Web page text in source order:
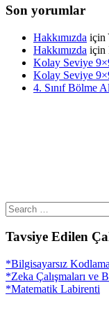
Son yorumlar
Hakkımızda için
Hakkımızda için
Kolay Seviye
Kolay Seviye
4. Sınıf Bölme
Tavsiye Edilen
*Bilgisayarsız Kodlama
*Zeka Çalışmaları ve
*Matematik Labirenti